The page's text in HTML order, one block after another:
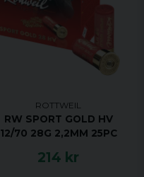
ROTTWEIL
RW SPORT GOLD HV
12/70 28G 2,2MM 25PC
214 kr